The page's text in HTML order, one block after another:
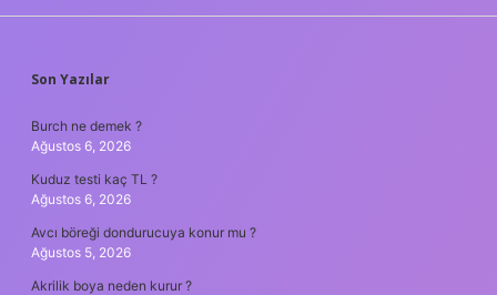
SIDEBAR
Son Yazılar
Burch ne demek ?
Ağustos 6, 2026
Kuduz testi kaç TL ?
Ağustos 6, 2026
Avcı böreği dondurucuya konur mu ?
Ağustos 5, 2026
Akrilik boya neden kurur ?